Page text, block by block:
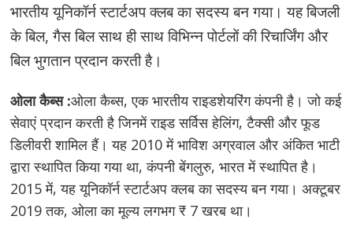
भारतीय यूनिकॉर्न स्टार्टअप क्लब का सदस्य बन गया। यह बिजली
के बिल, गैस बिल साथ ही साथ विभिन्न पोर्टलों की रिचार्जिंग और
बिल भुगतान प्रदान करती है।
ओला कैब्स :ओला कैब्स, एक भारतीय राइडशेयरिंग कंपनी है। जो कई
सेवाएं प्रदान करती है जिनमें राइड सर्विस हेलिंग, टैक्सी और फूड
डिलीवरी शामिल हैं। यह 2010 में भाविश अग्रवाल और अंकित भाटी
द्वारा स्थापित किया गया था, कंपनी बेंगलुरु, भारत में स्थापित है।
2015 में, यह यूनिकॉर्न स्टार्टअप क्लब का सदस्य बन गया। अक्टूबर
2019 तक, ओला का मूल्य लगभग ₹ 7 खरब था।